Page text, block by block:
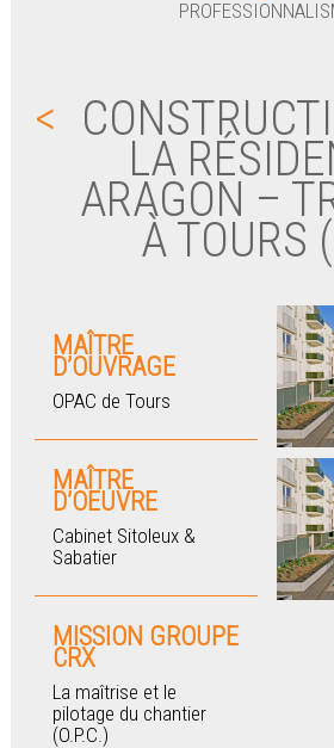
<
LA
ARAGON –
À TOURS
MAÎTRE
D’OUVRAGE
OPAC de Tours
MAÎTRE
D’OEUVRE
Cabinet Sitoleux &
Sabatier
MISSION GROUPE
CRX
La maîtrise et le
pilotage du chantier
(O.P.C.)